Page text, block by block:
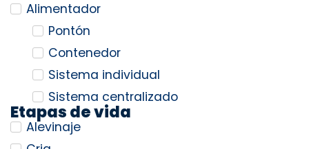
Alimentador
Pontón
Contenedor
Sistema individual
Sistema centralizado
Etapas de vida
Alevinaje